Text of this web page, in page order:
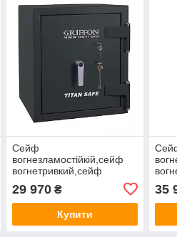
Сейф
вогнезламостійкій,сейф
вогнетривкий,сейф
зламостійкий GRIFFON CL
II.60.КК
582(в)х500(ш)х500(гл)
2клас,30 хв вогнестійкості
29 970₴
Купити
35